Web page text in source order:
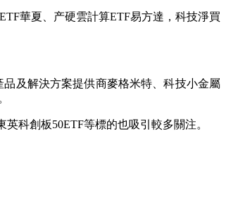
華夏、产硬雲計算ETF易方達，科技淨買
及解決方案提供商麥格米特、科技小金屬
科創板50ETF等標的也吸引較多關注。